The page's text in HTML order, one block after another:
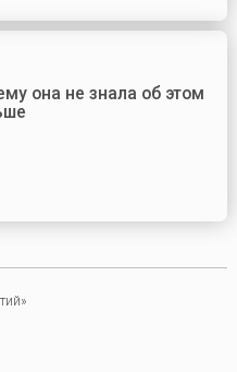
она не знала об этом